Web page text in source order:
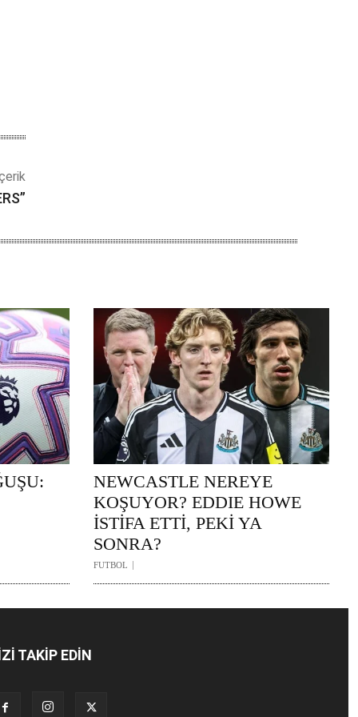
NEWCASTLE NEREYE
KOŞUYOR? EDDIE HOWE
İSTİFA ETTİ, PEKİ YA
SONRA?
FUTBOL
TAKİP EDİN